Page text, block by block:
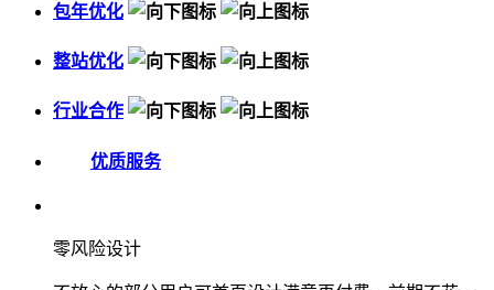
包年优化
整站优化
行业合作
优质服务
零风险设计